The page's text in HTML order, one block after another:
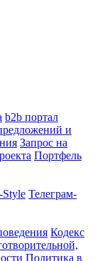
b2b портал
и
Запрос на
Портфель
Style Телеграм-
Кодекс
Политика в